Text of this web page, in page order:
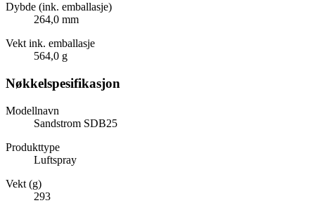
Dybde (ink. emballasje)
264,0 mm
Vekt ink. emballasje
564,0 g
Nøkkelspesifikasjon
Modellnavn
Sandstrom SDB25
Produkttype
Luftspray
Vekt (g)
293